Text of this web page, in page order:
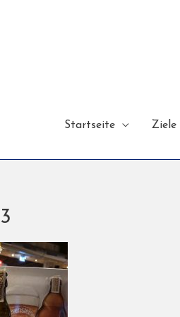
Startseite Ziele